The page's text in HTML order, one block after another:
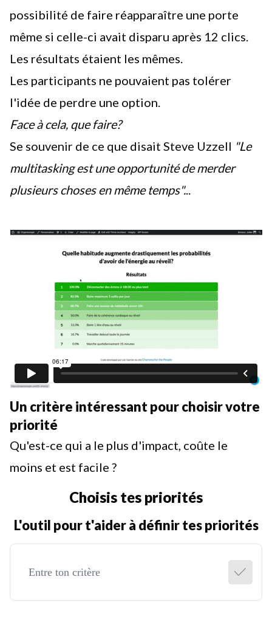
possibilité de faire réapparaître une porte
même si celle-ci avait disparu après 12 clics.
Les résultats étaient les mêmes.
Les participants ne pouvaient pas tolérer
l'idée de perdre une option.
Face à cela, que faire?
Se souvenir de ce que disait Steve Uzzell "Le
multitasking est une opportunité de merder
plusieurs choses en même temps"...
Un critère intéressant pour choisir votre
priorité
Qu'est-ce qui a le plus d'impact, coûte le
moins et est facile ?
Choisis tes priorités
L'outil pour t'aider à définir tes priorités